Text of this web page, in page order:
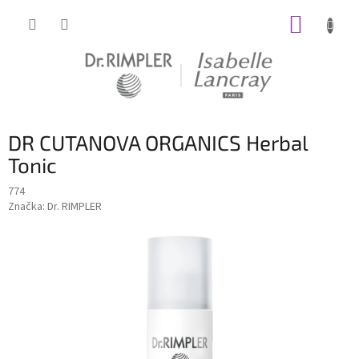
DR CUTANOVA ORGANICS Herbal
Tonic
774
Značka: Dr. RIMPLER